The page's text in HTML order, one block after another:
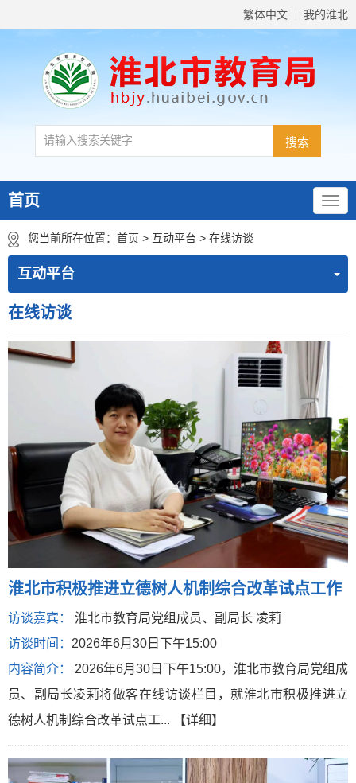
繁体中文 我的淮北
首页
您当前所在位置： 首页 > 互动平台 > 在线访谈
互动平台
在线访谈
淮北市积极推进立德树人机制综合改革试点工作
访谈嘉宾：
淮北市教育局党组成员、副局长 凌莉
访谈时间： 2026年6月30日下午15:00
内容简介：
2026年6月30日下午15:00，淮北市教育局党组成
员、副局长凌莉将做客在线访谈栏目，就淮北市积极推进立
德树人机制综合改革试点工...
【详细】